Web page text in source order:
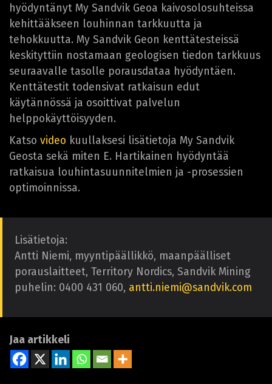
hyödyntänyt My Sandvik Geoa kaivosolosuhteissa
kehittääkseen louhinnan tarkkuutta ja
tehokkuutta. My Sandvik Geon kenttätesteissä
keskityttiin nostamaan geologisen tiedon tarkkuus
seuraavalle tasolle porausdataa hyödyntäen.
Kenttätestit todensivat ratkaisun edut
käytännössä ja osoittivat palvelun
helppokäyttöisyyden.
Katso video kuullaksesi lisätietoja My Sandvik
Geosta sekä miten E. Hartikainen hyödyntää
ratkaisua louhintasuunnitelmien ja -prosessien
optimoinnissa.
Lisätietoja:
Antti Niemi, myyntipäällikkö, maanpäälliset
porauslaitteet, Territory Nordics, Sandvik Mining
puhelin: 0400 431 060, antti.niemi@sandvik.com
Jaa artikkeli